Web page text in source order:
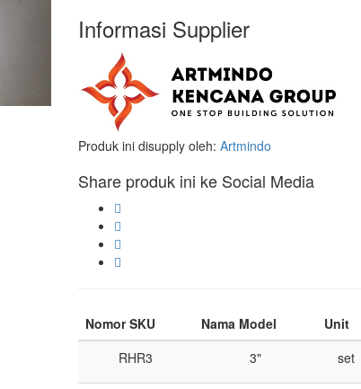
Informasi Supplier
Produk ini disupply oleh: Artmindo
Share produk ini ke Social Media
Nomor SKU Nama Model Unit
RHR3
3" set